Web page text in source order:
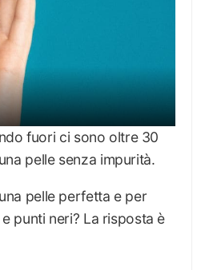
fuori ci sono oltre 30
pelle senza impurità.
pelle perfetta e per
punti neri? La risposta è